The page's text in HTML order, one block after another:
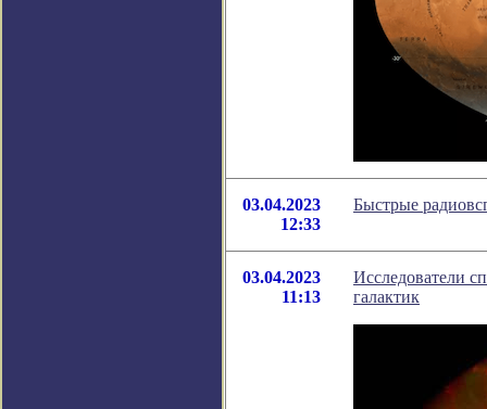
03.04.2023
12:33
Быстрые
03.04.2023
11:13
Исследователи
галактик